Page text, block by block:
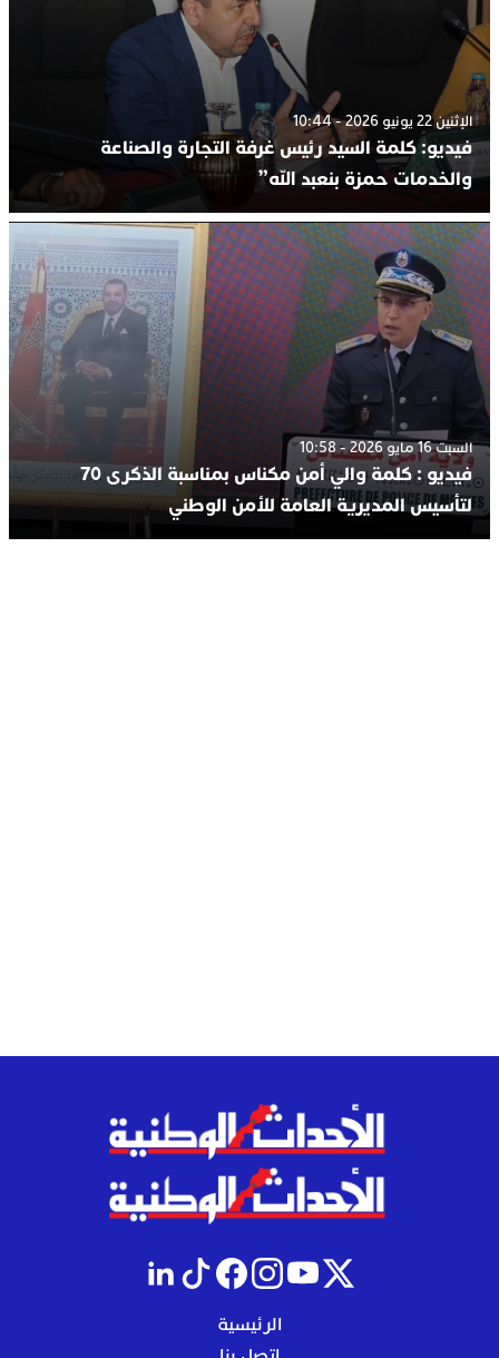
الإثنين 22 يونيو 2026 - 10:44
فيديو: كلمة السيد رئيس غرفة التجارة والصناعة
والخدمات حمزة بنعبد الله”
السبت 16 مايو 2026 - 10:58
فيديو : كلمة والي أمن مكناس بمناسبة الذكرى 70
لتأسيس المديرية العامة للأمن الوطني
الرئيسية